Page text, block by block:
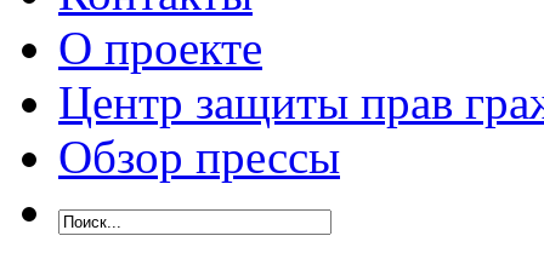
О проекте
Центр защиты прав
Обзор прессы